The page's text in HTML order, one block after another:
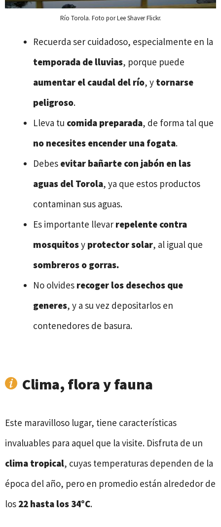
Río Torola. Foto por Lee Shaver Flickr.
Recuerda ser cuidadoso, especialmente en la
temporada de lluvias, porque puede
aumentar el caudal del río, y tornarse
peligroso.
Lleva tu comida preparada, de forma tal que
no necesites encender una fogata.
Debes evitar bañarte con jabón en las
aguas del Torola, ya que estos productos
contaminan sus aguas.
Es importante llevar repelente contra
mosquitosy protector solar, al igual que
sombreros o gorras.
No olvides recoger los desechos que
generes, y a su vez depositarlos en
contenedores de basura.
Clima, flora y fauna
Este maravilloso lugar, tiene características
invaluables para aquel que la visite. Disfruta de un
clima tropical, cuyas temperaturas dependen de la
época del año, pero en promedio están alrededor de
los 22 hasta los 34°C.